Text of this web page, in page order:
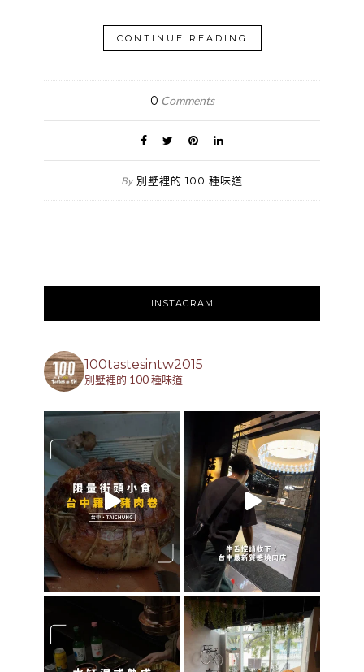
CONTINUE READING
0 Comments
By 別墅裡的 100 種味道
INSTAGRAM
100tastesintw2015
別墅裡的 100 種味道